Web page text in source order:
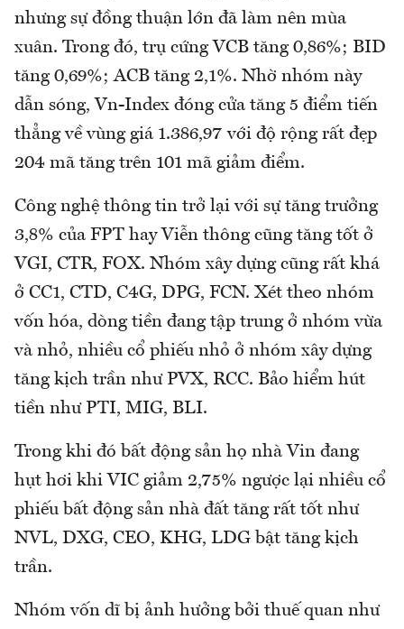
nhưng sự đồng thuận lớn đã làm nên mùa
xuân. Trong đó, trụ cứng VCB tăng 0,86%; BID
tăng 0,69%; ACB tăng 2,1%. Nhờ nhóm này
dẫn sóng, Vn-Index đóng cửa tăng 5 điểm tiến
thẳng về vùng giá 1.386,97 với độ rộng rất đẹp
204 mã tăng trên 101 mã giảm điểm.
Công nghệ thông tin trở lại với sự tăng trưởng
3,8% của FPT hay Viễn thông cũng tăng tốt ở
VGI, CTR, FOX. Nhóm xây dựng cũng rất khá
ở CC1, CTD, C4G, DPG, FCN. Xét theo nhóm
vốn hóa, dòng tiền đang tập trung ở nhóm vừa
và nhỏ, nhiều cổ phiếu nhỏ ở nhóm xây dựng
tăng kịch trần như PVX, RCC. Bảo hiểm hút
tiền như PTI, MIG, BLI.
Trong khi đó bất động sản họ nhà Vin đang
hụt hơi khi VIC giảm 2,75% ngược lại nhiều cổ
phiếu bất động sản nhà đất tăng rất tốt như
NVL, DXG, CEO, KHG, LDG bật tăng kịch
trần.
Nhóm vốn dĩ bị ảnh hưởng bởi thuế quan như